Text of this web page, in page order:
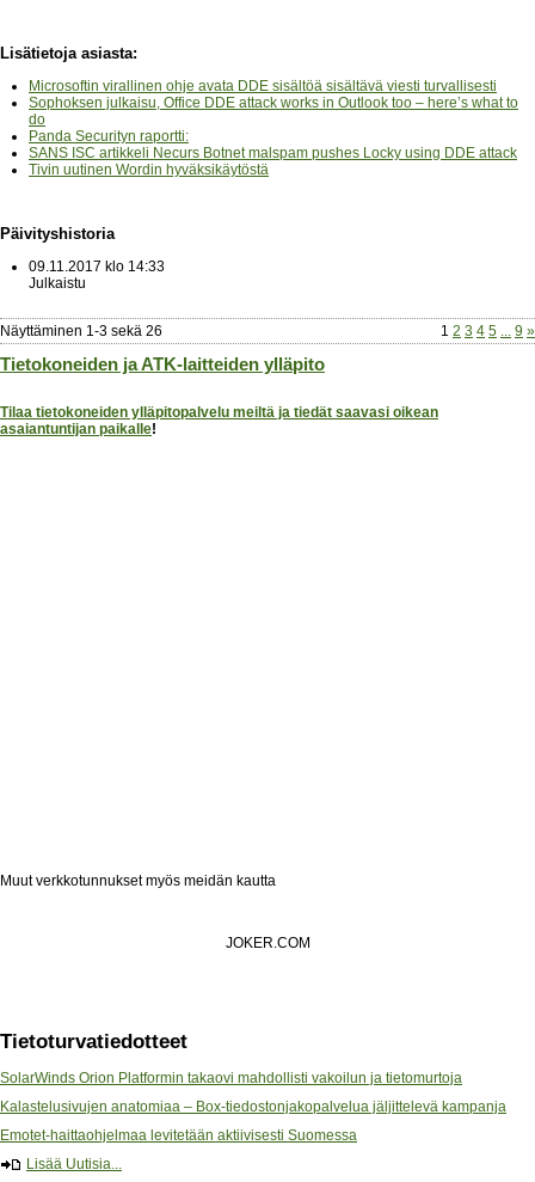
Lisätietoja asiasta:
Microsoftin virallinen ohje avata DDE sisältöä sisältävä viesti turvallisesti
Sophoksen julkaisu, Office DDE attack works in Outlook too – here’s what to
do
Panda Securityn raportti:
SANS ISC artikkeli Necurs Botnet malspam pushes Locky using DDE attack
Tivin uutinen Wordin hyväksikäytöstä
Päivityshistoria
09.11.2017 klo 14:33
Julkaistu
1 2 3 4 5 ... 9 »
Näyttäminen 1-3 sekä 26
Tietokoneiden ja ATK-laitteiden ylläpito
Tilaa tietokoneiden ylläpitopalvelu meiltä ja tiedät saavasi oikean
asaiantuntijan paikalle!
Muut verkkotunnukset myös meidän kautta
JOKER.COM
Tietoturvatiedotteet
SolarWinds Orion Platformin takaovi mahdollisti vakoilun ja tietomurtoja
Kalastelusivujen anatomiaa – Box-tiedostonjakopalvelua jäljittelevä kampanja
Emotet-haittaohjelmaa levitetään aktiivisesti Suomessa
Lisää Uutisia...